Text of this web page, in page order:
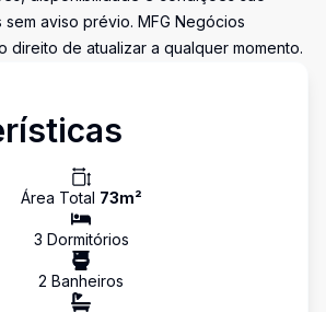
aviso prévio. MFG Negócios
direito de atualizar a qualquer momento.
Área Total 73m²
3 Dormitórios
2 Banheiros